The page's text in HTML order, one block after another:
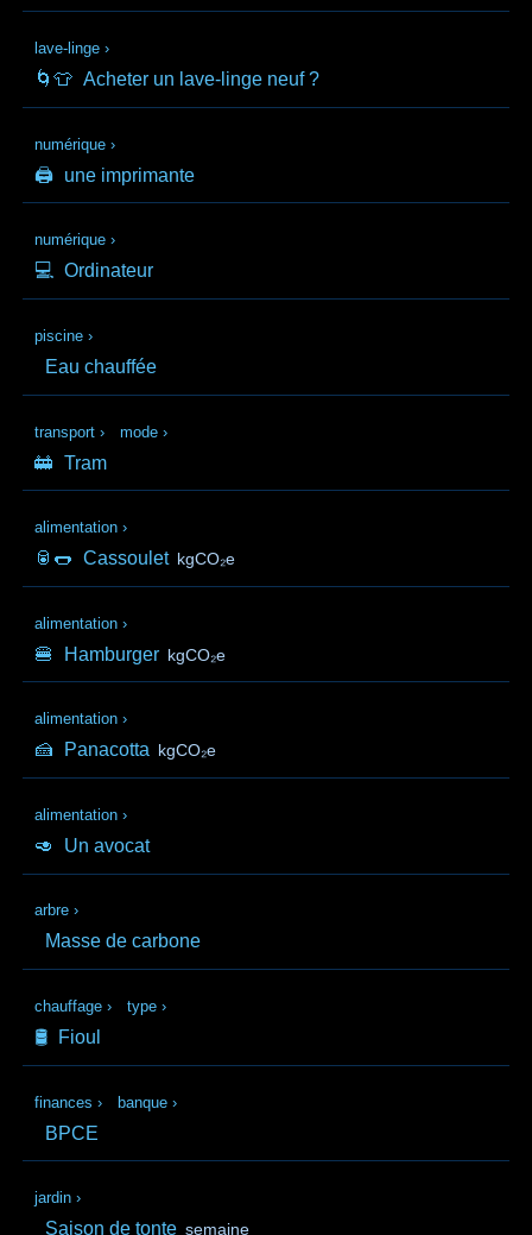
lave-linge ›
🌀👕 Acheter un lave-linge neuf ?
numérique ›
🖨️ une imprimante
numérique ›
💻 Ordinateur
piscine ›
Eau chauffée
transport › mode ›
🚋 Tram
alimentation ›
🥫🌭 Cassoulet kgCO₂e
alimentation ›
🍔 Hamburger kgCO₂e
alimentation ›
🍰 Panacotta kgCO₂e
alimentation ›
🥑 Un avocat
arbre ›
Masse de carbone
chauffage › type ›
🛢️ Fioul
finances › banque ›
BPCE
jardin ›
Saison de tonte semaine